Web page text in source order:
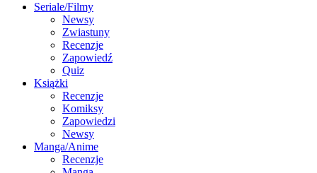
Seriale/Filmy
Newsy
Zwiastuny
Recenzje
Zapowiedź
Quiz
Książki
Recenzje
Komiksy
Zapowiedzi
Newsy
Manga/Anime
Recenzje